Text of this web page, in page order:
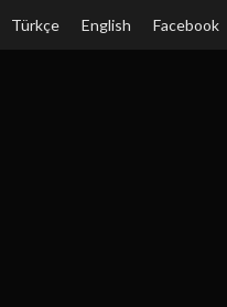
Türkçe English Facebook